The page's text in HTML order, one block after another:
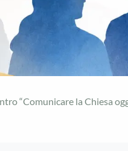
“Comunicare la Chiesa